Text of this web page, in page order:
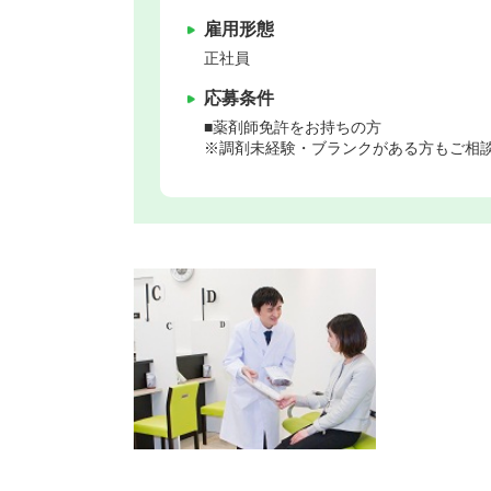
雇用形態
正社員
応募条件
■薬剤師免許をお持ちの方
※調剤未経験・ブランクがある方もご相